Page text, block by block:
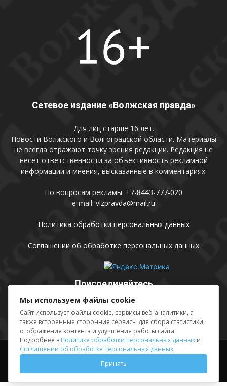
Сетевое издание «Волжская правда»
Для лиц старше 16 лет.
Новости Волжского и Волгоградской области. Материалы
не всегда отражают точку зрения редакции. Редакция не
несет ответственности за объективность рекламной
информации и мнения, высказанные в комментариях.
По вопросам рекламы: +7-8443-777-020
e-mail: vlzpravda@mail.ru
Политика обработки персональных данных
Соглашении об обработке персональных данных
Присоединяйтесь
Выходные данные Sing in
© АМУ «Редакция газеты «Волжская правда», 2012-2026
Мы используем файлы cookie
Сайт использует файлы cookie, сервисы веб-аналитики, а
также встроенные сторонние сервисы для сбора статистики,
отображения контента и улучшения работы сайта.
Подробнее в Политике обработки персональных данных и
Соглашении об обработке персональных данных.
Принять